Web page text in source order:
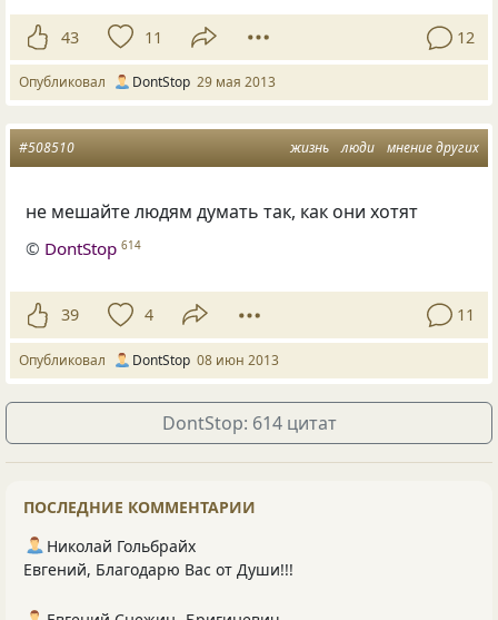
43 11 12
Опубликовал DontStop 29 мая 2013
жизнь люди мнение других
#508510
не мешайте людям думать так, как они хотят
© DontStop 614
39 4 11
Опубликовал DontStop 08 июн 2013
DontStop: 614 цитат
ПОСЛЕДНИЕ КОММЕНТАРИИ
Николай Гольбрайх
Евгений, Благодарю Вас от Души!!!